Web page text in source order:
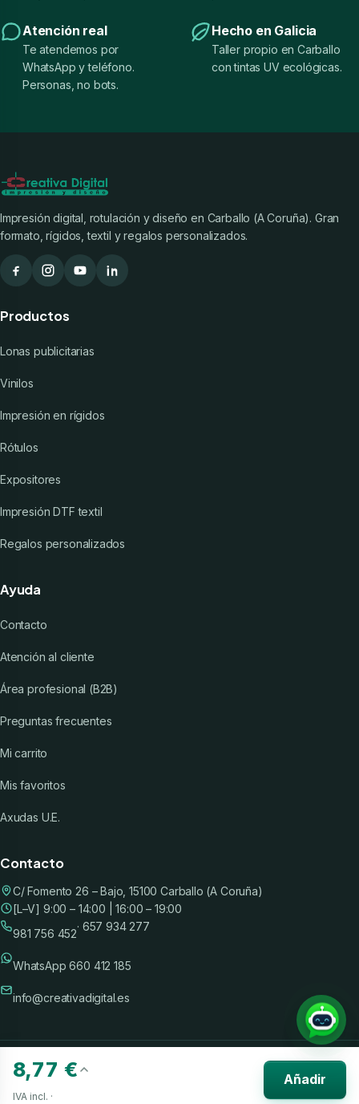
Atención real
Te atendemos por
WhatsApp y teléfono.
Personas, no bots.
Hecho en Galicia
Taller propio en Carballo
con tintas UV ecológicas.
Impresión digital, rotulación y diseño en Carballo (A Coruña). Gran
formato, rígidos, textil y regalos personalizados.
Productos
Lonas publicitarias
Vinilos
Impresión en rígidos
Rótulos
Expositores
Impresión DTF textil
Regalos personalizados
Ayuda
Contacto
Atención al cliente
Área profesional (B2B)
Preguntas frecuentes
Mi carrito
Mis favoritos
Axudas U.E.
Contacto
C/ Fomento 26 – Bajo, 15100 Carballo (A Coruña)
[L–V] 9:00 – 14:00 | 16:00 – 19:00
981 756 452
· 657 934 277
WhatsApp 660 412 185
info@creativadigital.es
2026Creativa Digital S.L. · CIF B15708100 · Privacidad·Cookies
Términos
Hecho en Galicia
8,77 €
IVA incl. ·
Añadir